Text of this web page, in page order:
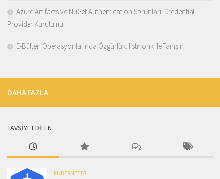
Azure Artifacts ve NuGet Authentication Sorunları: Credential
Provider Kurulumu
E-Bülten Operasyonlarında Özgürlük: listmonk ile Tanışın
DAHA FAZLA
TAVSİYE EDİLEN
KUBERNETES